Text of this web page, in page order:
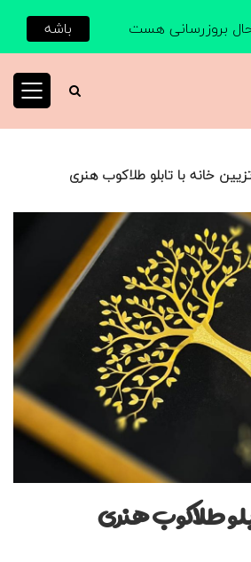
خانه با تابلو طلاکوب هنری
طلاکوب هنری
بروزرسانی هست باشه